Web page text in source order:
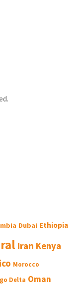
Dubai Ethiopia
Iran Kenya
Morocco
Delta Oman